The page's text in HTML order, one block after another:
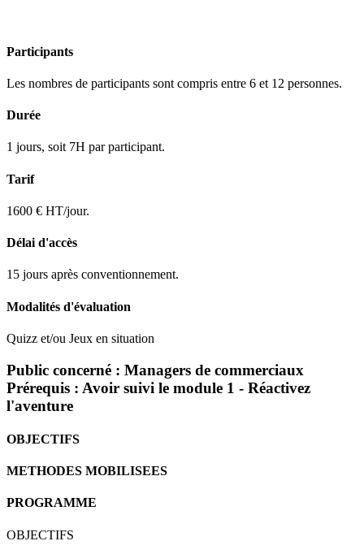
Participants
Les nombres de participants sont compris entre 6 et 12 personnes.
Durée
1 jours, soit 7H par participant.
Tarif
1600 € HT/jour.
Délai d'accès
15 jours après conventionnement.
Modalités d'évaluation
Quizz et/ou Jeux en situation
Public concerné : Managers de commerciaux
Prérequis : Avoir suivi le module 1 - Réactivez
l'aventure
OBJECTIFS
METHODES MOBILISEES
PROGRAMME
OBJECTIFS